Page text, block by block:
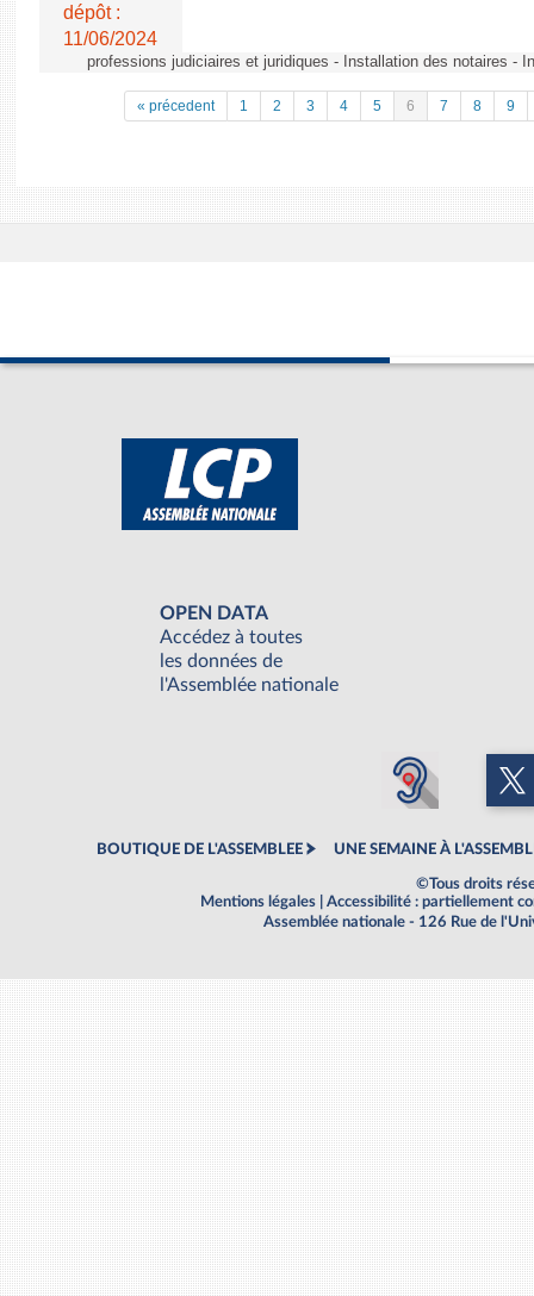
dépôt :
11/06/2024
professions judiciaires et juridiques - Installation des notaires -
« précedent 1 2 3 4 5 6 7 8 9
OPEN DATA
Accédez à toutes
les données de
l'Assemblée nationale
BOUTIQUE DE L'ASSEMBLEE UNE SEMAINE À
©Tous droits
Mentions légales
Accessibilité : partiellement
Assemblée nationale - 126 Rue de